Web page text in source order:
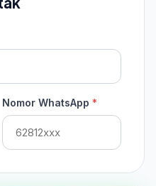
Nomor WhatsApp *